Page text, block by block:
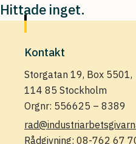
Hittade inget.
Kontakt
Storgatan 19, Box 5501,
114 85 Stockholm
Orgnr: 556625 – 8389
Rådgivning: 08-762 67